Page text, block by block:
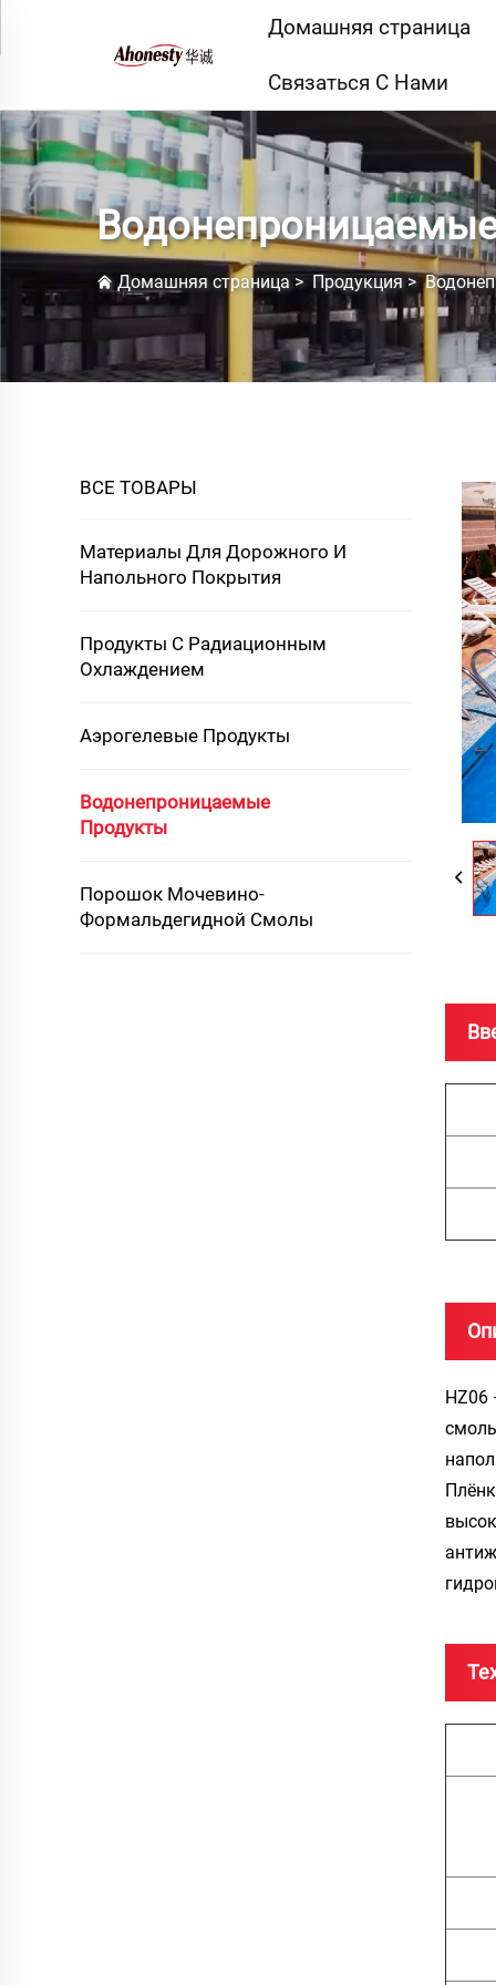
Домашняя страница
Связаться С Нами
Домашняя страница >Продукция>
ВСЕ ТОВАРЫ
Материалы Для Дорожного И
Напольного Покрытия
Продукты С Радиационным
Охлаждением
Аэрогелевые Продукты
Водонепроницаемые
Продукты
Порошок Мочевино-
Формальдегидной Смолы
HZ06